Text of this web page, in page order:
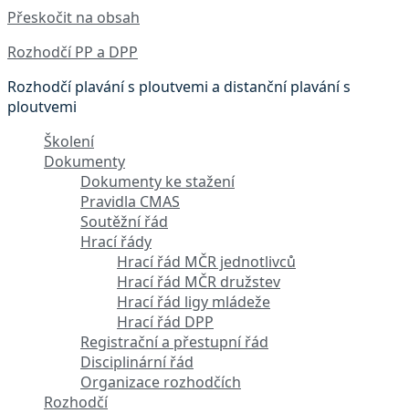
Přeskočit na obsah
Rozhodčí PP a DPP
Rozhodčí plavání s ploutvemi a distanční plavání s
ploutvemi
Školení
Dokumenty
Dokumenty ke stažení
Pravidla CMAS
Soutěžní řád
Hrací řády
Hrací řád MČR jednotlivců
Hrací řád MČR družstev
Hrací řád ligy mládeže
Hrací řád DPP
Registrační a přestupní řád
Disciplinární řád
Organizace rozhodčích
Rozhodčí